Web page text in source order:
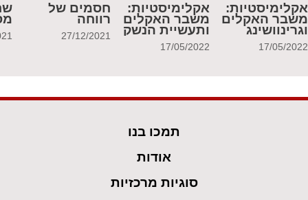
אקלימיסטיות:
משבר האקלים
וגרינוושינג
17/05/2022
אקלימיסטיות:
משבר האקלים
ותעשיית הנשק
17/05/2022
חסמים של
רווחה
27/12/2021
תמכו בנו
אודות
סוגיות מרכזיות